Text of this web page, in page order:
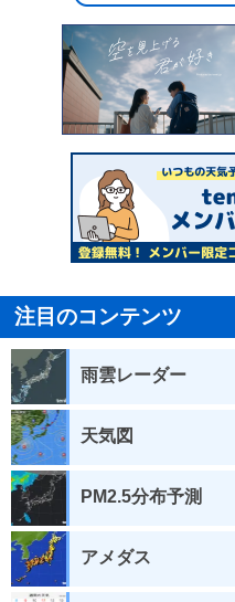
注目のコンテンツ
雨雲レーダー
天気図
PM2.5分布予測
アメダス